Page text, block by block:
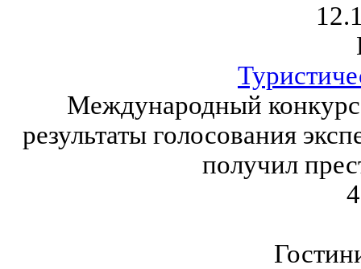
Международный
результаты голосования
получил